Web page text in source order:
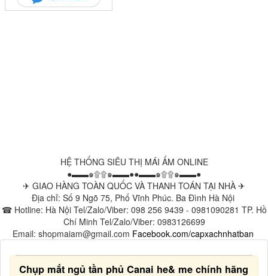
HỆ THỐNG SIÊU THỊ MÁI ẤM ONLINE
●▬▬๑۩۩๑▬▬●●▬▬๑۩۩๑▬▬●
✈ GIAO HÀNG TOÀN QUỐC VÀ THANH TOÁN TẠI NHÀ ✈
Địa chỉ: Số 9 Ngõ 75, Phố Vĩnh Phúc. Ba Đình Hà Nội
☎ Hotline: Hà Nội Tel/Zalo/Viber: 098 256 9439 - 0981090281 TP. Hồ
Chí Minh Tel/Zalo/Viber: 0983126699
Email: shopmaiam@gmail.com Facebook.com/capxachnhatban
Chụp mắt ngủ tần phủ Canai he& me chính hãng